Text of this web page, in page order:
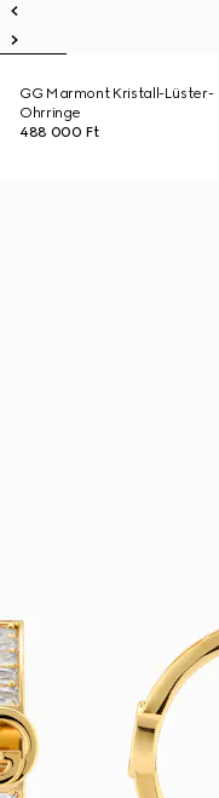
GG Marmont Kristall-Lüster-
Ohrringe
488 000 Ft